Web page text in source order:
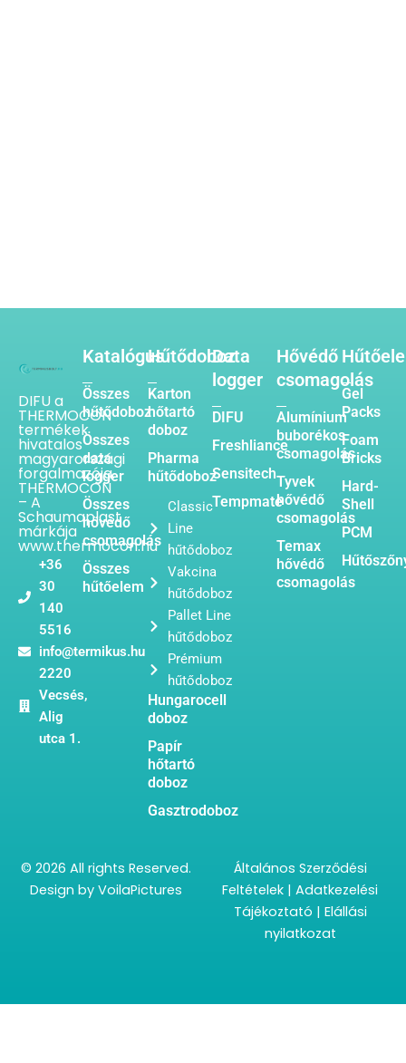
DIFU a
THERMOCON
termékek
hivatalos
magyarországi
forgalmazója.
THERMOCON
– A
Schaumaplast
márkája
www.thermocon.hu
+36
30
140
5516
info@termikus.hu
2220
Vecsés,
Alig
utca 1.
Katalógus
Összes
hűtődoboz
Összes
data
logger
Összes
hővédő
csomagolás
Összes
hűtőelem
Hűtődoboz
Karton
hőtartó
doboz
Pharma
hűtődoboz
Classic
Line
hűtődoboz
Vakcina
hűtődoboz
Pallet Line
hűtődoboz
Prémium
hűtődoboz
Hungarocell
doboz
Papír
hőtartó
doboz
Gasztrodoboz
Data
logger
DIFU
Freshliance
Sensitech
Tempmate
Hővédő
csomagolás
Alumínium
buborékos
csomagolás
Tyvek
hővédő
csomagolás
Temax
hővédő
csomagolás
Gel
Packs
Foam
Bricks
Hard-
Shell
PCM
© 2026 All rights Reserved.
Design by VoilaPictures
Általános Szerződési
Feltételek | Adatkezelési
Tájékoztató | Elállási
nyilatkozat